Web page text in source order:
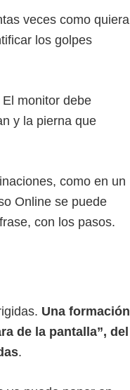
veces como quiera
los golpes
monitor debe
y la pierna que
como en un
Online se puede
con los pasos.
Una formación
de la pantalla”, del
.